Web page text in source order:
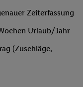
Zeiterfassung
Urlaub/Jahr
(Zuschläge,